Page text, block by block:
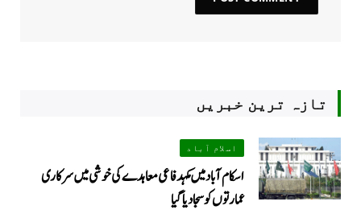
تازہ ترین خبریں
اسلام آباد
اسکام آباد میں مکہدفاعی معاہدے کی خوشی میں سرکاری
عمارتوں کو سجا دیا گیا